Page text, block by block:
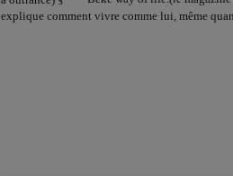
explique comment vivre comme lui, même